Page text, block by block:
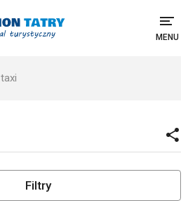
MENU
taxi
Filtry